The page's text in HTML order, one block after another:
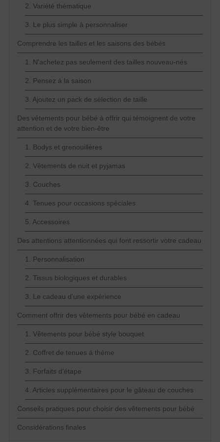
2. Variété thématique
3. Le plus simple à personnaliser
Comprendre les tailles et les saisons des bébés
1. N'achetez pas seulement des tailles nouveau-nés
2. Pensez à la saison
3. Ajoutez un pack de sélection de taille
Des vêtements pour bébé à offrir qui témoignent de votre
attention et de votre bien-être
1. Bodys et grenouillères
2. Vêtements de nuit et pyjamas
3. Couches
4. Tenues pour occasions spéciales
5. Accessoires
Des attentions attentionnées qui font ressortir votre cadeau
1. Personnalisation
2. Tissus biologiques et durables
3. Le cadeau d'une expérience
Comment offrir des vêtements pour bébé en cadeau
1. Vêtements pour bébé style bouquet
2. Coffret de tenues à thème
3. Forfaits d'étape
4. Articles supplémentaires pour le gâteau de couches
Conseils pratiques pour choisir des vêtements pour bébé
Considérations finales